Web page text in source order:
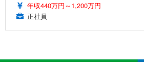
年収440万円～1,200万円
正社員